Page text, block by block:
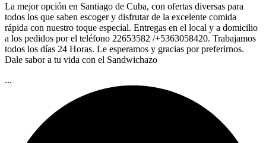
La mejor opción en Santiago de Cuba, con ofertas diversas para
todos los que saben escoger y disfrutar de la excelente comida
rápida con nuestro toque especial. Entregas en el local y a domicilio
a los pedidos por el teléfono 22653582 /+5363058420. Trabajamos
todos los días 24 Horas. Le esperamos y gracias por preferirnos.
Dale sabor a tu vida con el Sandwichazo
...